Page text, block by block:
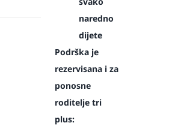
naredno
dijete
Podrška je
rezervisana i za
ponosne
roditelje tri
plus: